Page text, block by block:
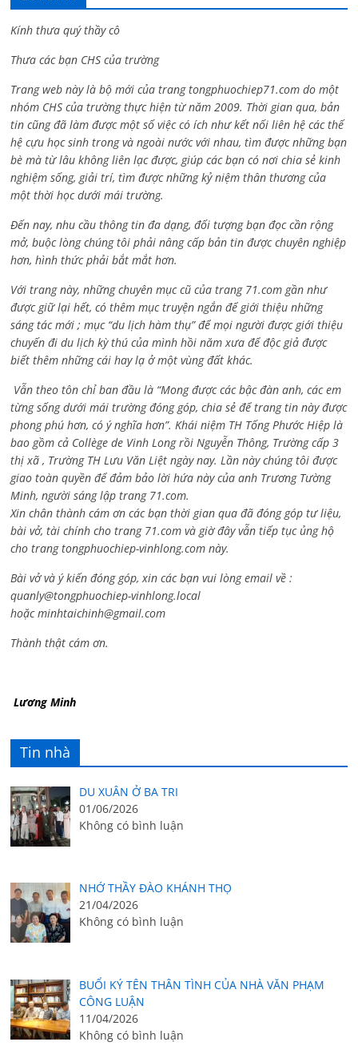
Kính thưa quý thầy cô
Thưa các bạn CHS của trường
Trang web này là bộ mới của trang tongphuochiep71.com do một
nhóm CHS của trường thực hiện từ năm 2009. Thời gian qua, bản
tin cũng đã làm được một số việc có ích như kết nối liên hệ các thế
hệ cựu học sinh trong và ngoài nước với nhau, tìm được những bạn
bè mà từ lâu không liên lạc được, giúp các bạn có nơi chia sẻ kinh
nghiệm sống, giải trí, tìm được những kỷ niệm thân thương của
một thời học dưới mái trường.
Đến nay, nhu cầu thông tin đa dạng, đối tượng bạn đọc cần rộng
mở, buộc lòng chúng tôi phải nâng cấp bản tin được chuyên nghiệp
hơn, hình thức phải bắt mắt hơn.
Với trang này, những chuyên mục cũ của trang 71.com gần như
được giữ lại hết, có thêm mục truyện ngắn để giới thiệu những
sáng tác mới ; mục “du lịch hàm thụ” để mọi người được giới thiệu
chuyến đi du lịch kỳ thú của mình hồi năm xưa để độc giả được
biết thêm những cái hay lạ ở một vùng đất khác.
Vẫn theo tôn chỉ ban đầu là “Mong được các bậc đàn anh, các em
từng sống dưới mái trường đóng góp, chia sẻ để trang tin này được
phong phú hơn, có ý nghĩa hơn”. Khái niệm TH Tống Phước Hiệp là
bao gồm cả Collège de Vinh Long rồi Nguyễn Thông, Trường cấp 3
thị xã , Trường TH Lưu Văn Liệt ngày nay. Lần này chúng tôi được
giao toàn quyền để đảm bảo lời hứa này của anh Trương Tường
Minh, người sáng lập trang 71.com.
Xin chân thành cám ơn các bạn thời gian qua đã đóng góp tư liệu,
bài vở, tài chính cho trang 71.com và giờ đây vẫn tiếp tục ủng hộ
cho trang tongphuochiep-vinhlong.com này.
Bài vở và ý kiến đóng góp, xin các bạn vui lòng email về :
quanly@tongphuochiep-vinhlong.local
hoặcminhtaichinh@gmail.com
Thành thật cám ơn.
Lương Minh
Tin nhà
DU XUÂN Ở BA TRI
01/06/2026
Không có bình luận
NHỚ THẦY ĐÀO KHÁNH THỌ
21/04/2026
Không có bình luận
BUỔI KÝ TÊN THÂN TÌNH CỦA NHÀ VĂN PHẠM
CÔNG LUẬN
11/04/2026
Không có bình luận